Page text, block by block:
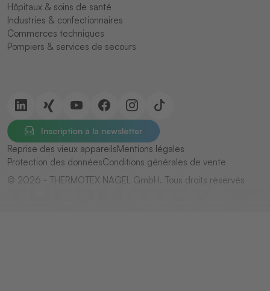
Hôpitaux & soins de santé
Industries & confectionnaires
Commerces techniques
Pompiers & services de secours
Inscription à la newsletter
Reprise des vieux appareilsMentions légales
Protection des donnéesConditions générales de vente
© 2026 - THERMOTEX NAGEL GmbH. Tous droits réservés